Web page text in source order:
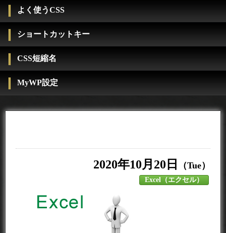
よく使うCSS
ショートカットキー
CSS短縮名
MyWP設定
2020年10月20日 （Tue）
Excel（エクセル）